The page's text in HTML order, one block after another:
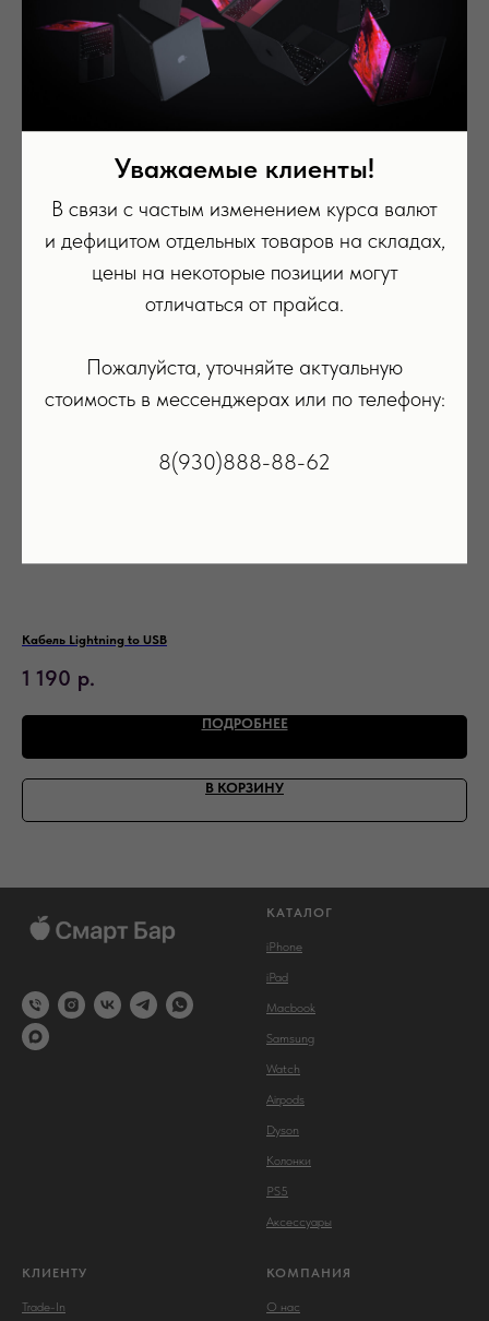
Вас может заинтересовать
Кабель Lightning to USB
1 190 р.
ПОДРОБНЕЕ
В КОРЗИНУ
КАТАЛОГ
iPhone
iPad
Macbook
Samsung
Watch
Airpods
Dyson
Колонки
PS5
Аксессуары
КЛИЕНТУ
Trade-In
КОМПАНИЯ
О нас
Уважаемые клиенты!
В связи с частым изменением курса валют
и дефицитом отдельных товаров на складах,
цены на некоторые позиции могут
отличаться от прайса.
Пожалуйста, уточняйте актуальную
стоимость в мессенджерах или по телефону:
8(930)888-88-62